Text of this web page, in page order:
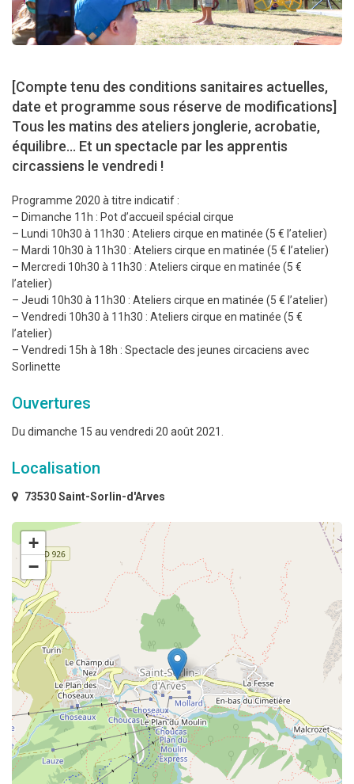
[Compte tenu des conditions sanitaires actuelles,
date et programme sous réserve de modifications]
Tous les matins des ateliers jonglerie, acrobatie,
équilibre... Et un spectacle par les apprentis
circassiens le vendredi !
Programme 2020 à titre indicatif :
– Dimanche 11h : Pot d’accueil spécial cirque
– Lundi 10h30 à 11h30 : Ateliers cirque en matinée (5 € l’atelier)
– Mardi 10h30 à 11h30 : Ateliers cirque en matinée (5 € l’atelier)
– Mercredi 10h30 à 11h30 : Ateliers cirque en matinée (5 €
l’atelier)
– Jeudi 10h30 à 11h30 : Ateliers cirque en matinée (5 € l’atelier)
– Vendredi 10h30 à 11h30 : Ateliers cirque en matinée (5 €
l’atelier)
– Vendredi 15h à 18h : Spectacle des jeunes circaciens avec
Sorlinette
Ouvertures
Du dimanche 15 au vendredi 20 août 2021.
Localisation
73530 Saint-Sorlin-d'Arves
+
−